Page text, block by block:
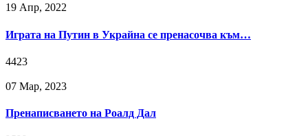
19 Апр, 2022
Играта на Путин в Украйна се пренасочва към…
4423
07 Мар, 2023
Пренаписването на Роалд Дал